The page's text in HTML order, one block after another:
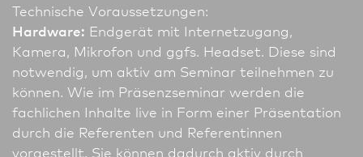
Technische Voraussetzungen:
Hardware: Endgerät mit Internetzugang,
Kamera, Mikrofon und ggfs. Headset. Diese sind
notwendig, um aktiv am Seminar teil­nehmen zu
können. Wie im Präsenzseminar werden die
fachlichen Inhalte live in Form einer Präsentation
durch die Referenten und Referentinnen
vorgestellt. Sie können dadurch aktiv durch